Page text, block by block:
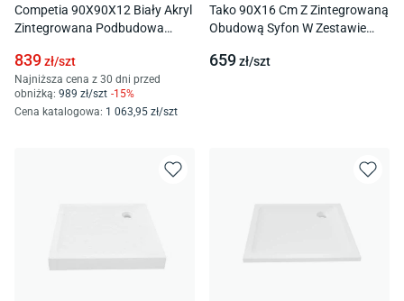
Competia 90X90X12 Biały Akryl
Zintegrowana Podbudowa
839zł/szt
Najniższa cena z 30 dni przed
obniżką: 989 zł/szt -15%
Cena katalogowa: 1 063,95 zł/szt
Tako 90X16 Cm Z Zintegrowaną
Obudową Syfon W Zestawie
659zł/szt